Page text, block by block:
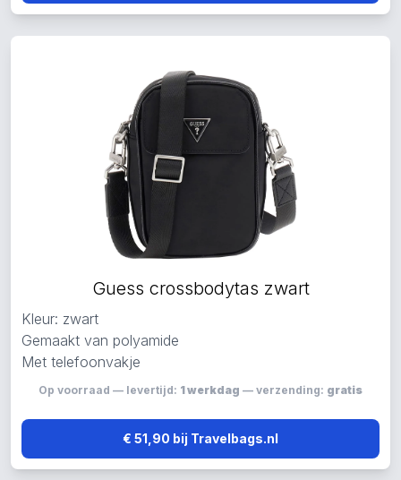
Guess crossbodytas zwart
Kleur: zwart
Gemaakt van polyamide
Met telefoonvakje
Op voorraad — levertijd: 1 werkdag — verzending: gratis
€ 51,90 bij Travelbags.nl